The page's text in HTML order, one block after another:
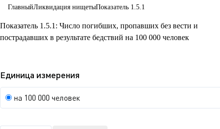
ГлавныйЛиквидация нищетыПоказатель 1.5.1
Показатель 1.5.1: Число погибших, пропавших без вести и
пострадавших в результате бедствий на 100 000 человек